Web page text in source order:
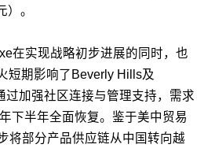
。
在实现战略初步进展的同时，也
短期影响了Beverly Hills及
过加强社区连接与管理支持，需求
下半年全面恢复。鉴于美中贸易
将部分产品供应链从中国转向越